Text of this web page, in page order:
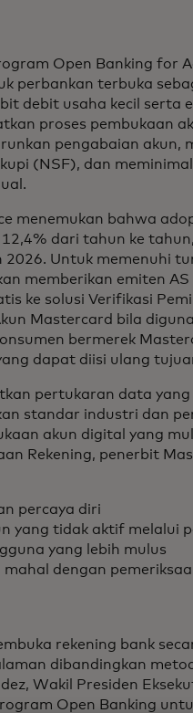
Open Banking for
perbankan terbuka
debit usaha kecil serta
proses pembukaan
pengabaian akun,
(NSF), dan
menemukan bahwa
dari tahun ke
Untuk memenuhi
memberikan emiten
ke solusi Verifikasi
Mastercard bila
bermerek
dapat diisi ulang
pertukaran data yang
standar industri dan
akun digital yang
Rekening, penerbit
percaya diri
yang tidak aktif melalui
yang lebih mulus
dengan
rekening bank
dibandingkan
Wakil Presiden
Open Banking